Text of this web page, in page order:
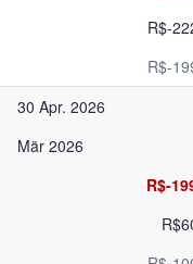
R$-
R$-
30 Apr. 2026
Mär 2026
R$-